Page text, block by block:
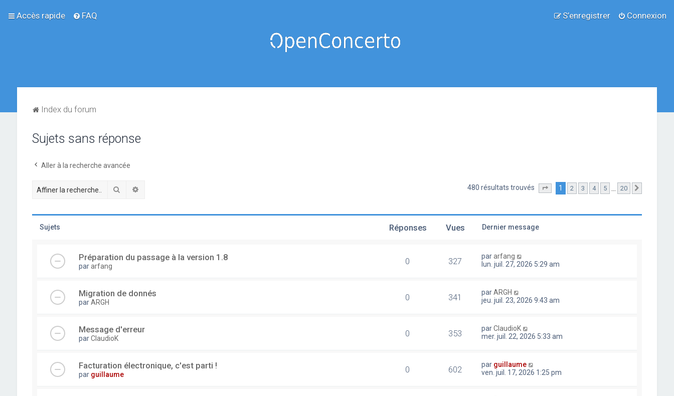
Accès rapide FAQ Connexion
S’enregistrer
Index du forum
Sujets sans réponse
Aller à la recherche avancée
Rechercher 480 résultats trouvés Page sur 20
1 2 3 4 5 20
Sujets Réponses Vues Dernier message
Préparation du passage à la version 1.8
pararfang 0 327 pararfang
lun. juil. 27, 2026 5:29 am
Migration de donnés
parARGH 0 341 parARGH
jeu. juil. 23, 2026 9:43 am
Message d'erreur
parClaudioK 0 353 parClaudioK
mer. juil. 22, 2026 5:33 am
Facturation électronique, c'est parti !
par guillaume 0 602 par guillaume
ven. juil. 17, 2026 1:25 pm